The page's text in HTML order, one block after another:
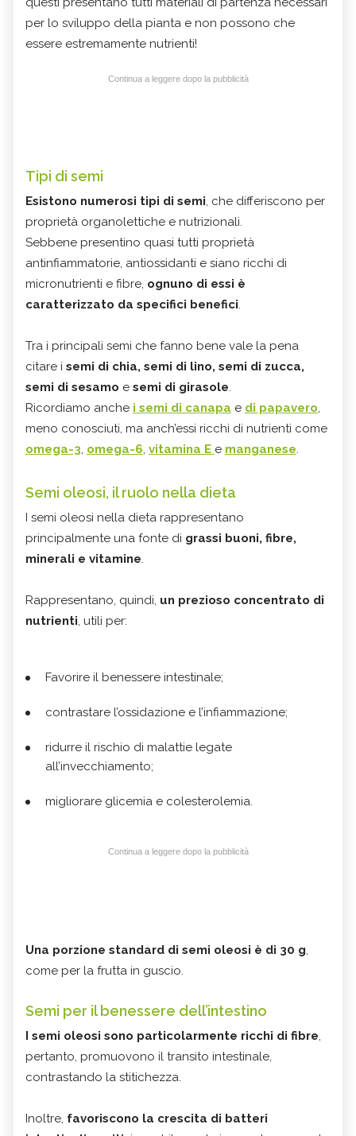
per lo sviluppo della pianta e non possono che
essere estremamente nutrienti!
Continua a leggere dopo la pubblicità
Tipi di semi
Esistono numerosi tipi di semi, che differiscono per
proprietà organolettiche e nutrizionali.
Sebbene presentino quasi tutti proprietà
antinfiammatorie, antiossidanti e siano ricchi di
micronutrienti e fibre, ognuno di essi è
caratterizzato da specifici benefici.
Tra i principali semi che fanno bene vale la pena
citare i semi di chia, semi di lino, semi di zucca,
semi di sesamo e semi di girasole.
Ricordiamo anche i semi di canapa e di papavero,
meno conosciuti, ma anch’essi ricchi di nutrienti come
omega-3, omega-6, vitamina E e manganese.
Semi oleosi, il ruolo nella dieta
I semi oleosi nella dieta rappresentano
principalmente una fonte di grassi buoni, fibre,
minerali e vitamine.
Rappresentano, quindi, un prezioso concentrato di
nutrienti, utili per:
Favorire il benessere intestinale;
contrastare l’ossidazione e l’infiammazione;
ridurre il rischio di malattie legate
all’invecchiamento;
migliorare glicemia e colesterolemia.
Continua a leggere dopo la pubblicità
Una porzione standard di semi oleosi è di 30 g,
come per la frutta in guscio.
Semi per il benessere dell’intestino
I semi oleosi sono particolarmente ricchi di fibre,
pertanto, promuovono il transito intestinale,
contrastando la stitichezza.
Inoltre, favoriscono la crescita di batteri